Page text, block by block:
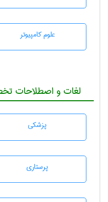
علوم کامپیوتر
لغات و اصطلاحات
پزشكی
پرستاری